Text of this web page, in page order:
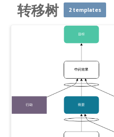
转移树 2 templates